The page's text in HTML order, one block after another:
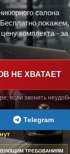
салона
покажем,
комплекта - за
НЕ ХВАТАЕТ
если звонить
Telegram
ТРЕБОВАНИЯМ